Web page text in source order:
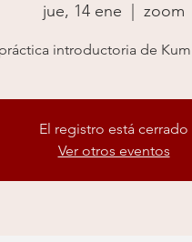
jue, 14 ene zoom
introductoria de
El registro está cerrado
Ver otros eventos